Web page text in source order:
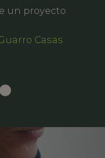
un proyecto
Casas